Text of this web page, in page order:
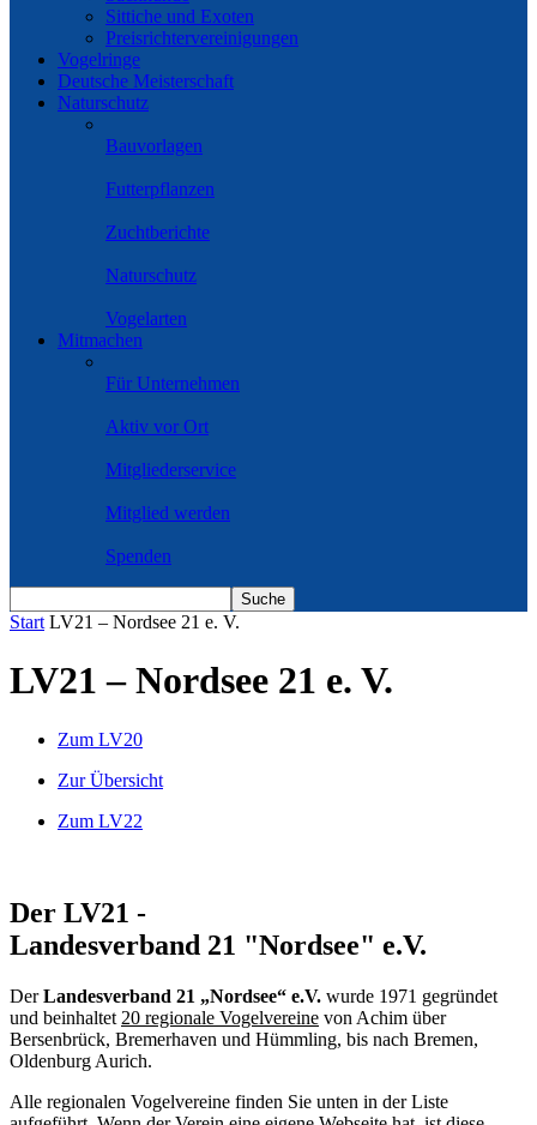
Sittiche und Exoten
Preisrichtervereinigungen
Vogelringe
Deutsche Meisterschaft
Naturschutz
Bauvorlagen
Futterpflanzen
Zuchtberichte
Naturschutz
Vogelarten
Mitmachen
Für Unternehmen
Aktiv vor Ort
Mitgliederservice
Mitglied werden
Spenden
Start LV21 – Nordsee 21 e. V.
LV21 – Nordsee 21 e. V.
Zum LV20
Zur Übersicht
Zum LV22
Der LV21 -
Landesverband 21 "Nordsee" e.V.
DerLandesverband 21 „Nordsee“ e.V. wurde 1971 gegründet
und beinhaltet 20 regionale Vogelvereine von Achim über
Bersenbrück, Bremerhaven und Hümmling, bis nach Bremen,
Oldenburg Aurich.
Alle regionalen Vogelvereine finden Sie unten in der Liste